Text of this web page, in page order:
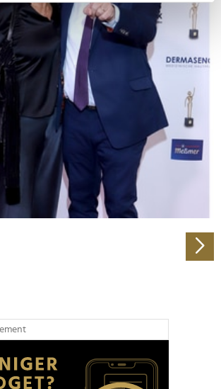
(Fingerprinting) identifizieren
darüber, wie Ihre persönlichen Daten
und legen Sie Ihre Präferenzen im
fest.
um Inhalte und Anzeigen zu
Funktionen für soziale Medien anbieten
Zugriffe auf unsere Website zu
geben wir Informationen zu Ihrer
Website an unsere Partner für
und Analysen weiter. Unsere
Informationen möglicherweise mit
im Rahmen Ihrer Nutzung der Dienste